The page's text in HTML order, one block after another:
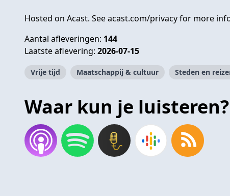
Hosted on Acast. Seeacast.com/privacyfor more
Aantal afleveringen: 144
Laatste aflevering: 2026-07-15
Vrije tijd Maatschappij & cultuur Steden en
Waar kun je luisteren?